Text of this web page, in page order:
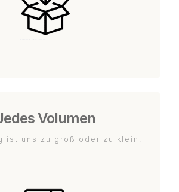
Volumen
ist uns zu groß oder zu klein.